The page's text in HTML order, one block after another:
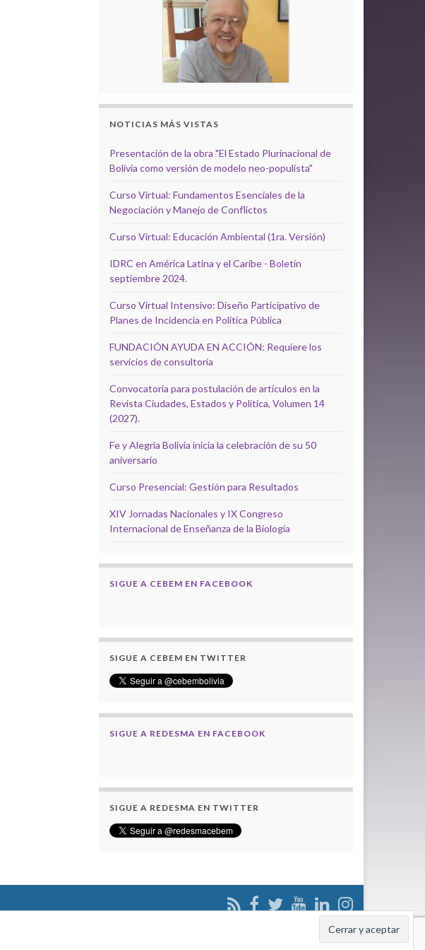
NOTICIAS MÁS VISTAS
Presentación de la obra "El Estado Plurinacional de
Bolivia como versión de modelo neo-populista"
Curso Virtual: Fundamentos Esenciales de la
Negociación y Manejo de Conflictos
Curso Virtual: Educación Ambiental (1ra. Versión)
IDRC en América Latina y el Caribe - Boletín
septiembre 2024.
Curso Virtual Intensivo: Diseño Participativo de
Planes de Incidencia en Política Pública
FUNDACIÓN AYUDA EN ACCIÓN: Requiere los
servicios de consultoría
Convocatoria para postulación de artículos en la
Revista Ciudades, Estados y Política, Volumen 14
(2027).
Fe y Alegría Bolivia inicia la celebración de su 50
aniversario
Curso Presencial: Gestión para Resultados
XIV Jornadas Nacionales y IX Congreso
Internacional de Enseñanza de la Biología
SIGUE A CEBEM EN FACEBOOK
SIGUE A CEBEM EN TWITTER
SIGUE A REDESMA EN FACEBOOK
SIGUE A REDESMA EN TWITTER